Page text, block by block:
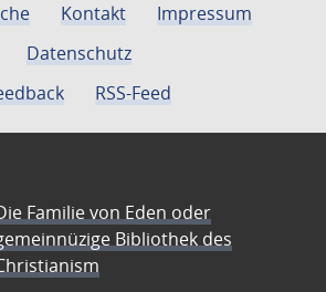
Kontakt
Impressum
Datenschutz
RSS-Feed
Familie von Eden oder
Bibliothek des